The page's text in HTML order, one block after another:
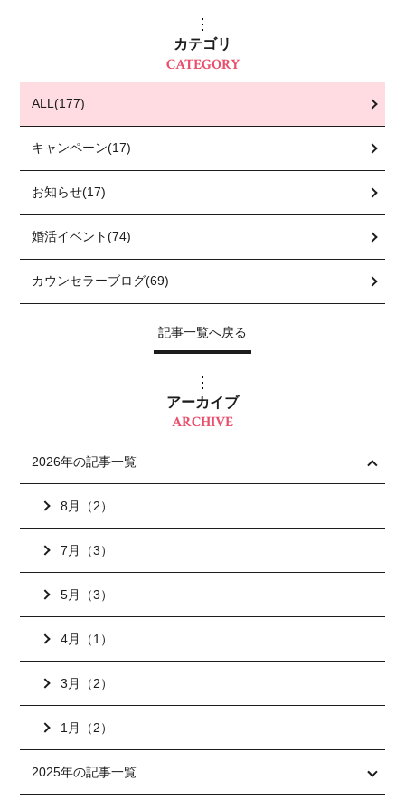
カテゴリ
CATEGORY
ALL(177)
キャンペーン(17)
お知らせ(17)
婚活イベント(74)
カウンセラーブログ(69)
記事一覧へ戻る
アーカイブ
ARCHIVE
2026年の記事一覧
8月（2）
7月（3）
5月（3）
4月（1）
3月（2）
1月（2）
2025年の記事一覧